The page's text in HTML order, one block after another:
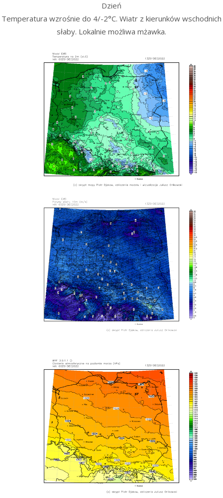
Dzień
Temperatura wzrośnie do 4/-2°C. Wiatr z kierunków wschodnich
słaby. Lokalnie możliwa mżawka.